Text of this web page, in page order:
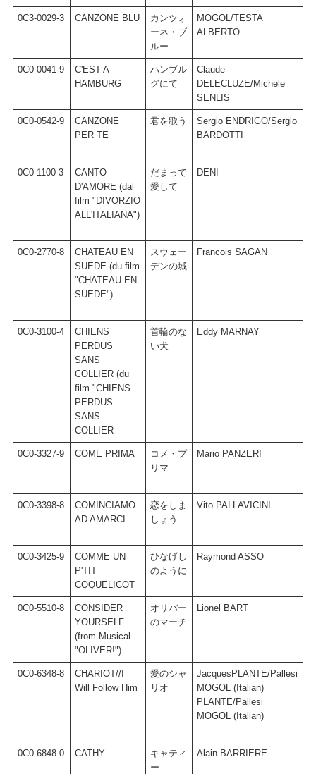
0C3-0029-3 CANZONE BLU
カンツォ
ーネ・ブ
ルー
MOGOL/TESTA
ALBERTO
0C0-0041-9
C'EST A
HAMBURG
ハンブル
グにて
Claude
DELECLUZE/Michele
SENLIS
0C0-0542-9
CANZONE
PER TE
君を歌う
Sergio ENDRIGO/Sergio
BARDOTTI
0C0-1100-3
CANTO
D'AMORE (dal
film "DIVORZIO
ALL'ITALIANA")
だまって
愛して
DENI
0C0-2770-8
CHATEAU EN
SUEDE (du film
"CHATEAU EN
SUEDE")
スウェー
デンの城
Francois SAGAN
0C0-3100-4
CHIENS
PERDUS
SANS
COLLIER (du
film "CHIENS
PERDUS
SANS
COLLIER
首輪のな
い犬
Eddy MARNAY
0C0-3327-9 COME PRIMA
コメ・プ
リマ
Mario PANZERI
0C0-3398-8
COMINCIAMO
AD AMARCI
恋をしま
しょう
Vito PALLAVICINI
0C0-3425-9
COMME UN
P'TIT
COQUELICOT
ひなげし
のように
Raymond ASSO
0C0-5510-8
CONSIDER
YOURSELF
(from Musical
"OLIVER!")
オリバー
のマーチ
Lionel BART
0C0-6348-8
CHARIOT//I
Will Follow Him
愛のシャ
リオ
JacquesPLANTE/Pallesi
MOGOL (Italian)
PLANTE/Pallesi
MOGOL (Italian)
0C0-6848-0 CATHY
キャティ
ー
Alain BARRIERE